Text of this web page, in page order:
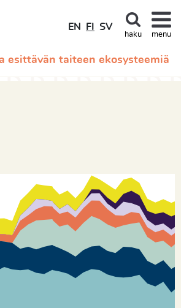
esittävän taiteen ekosysteemiä
EN FI SV
haku menu